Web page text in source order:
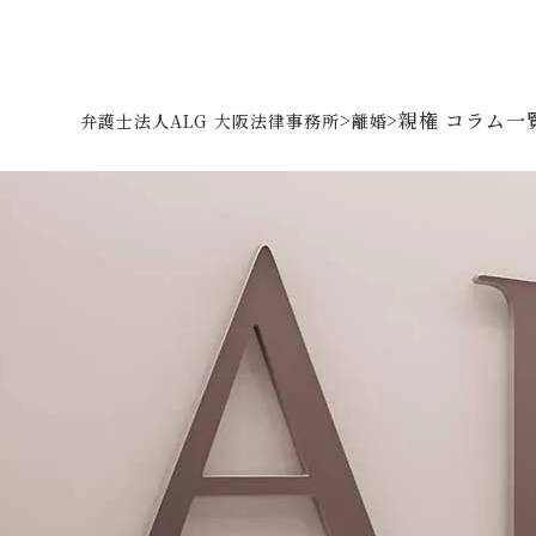
弁護士法人ALG 大阪法律事務所>離婚>親権 コラム一